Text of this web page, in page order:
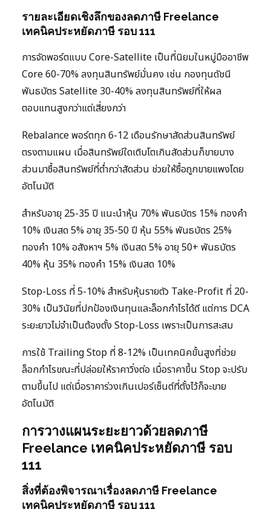
รายละเอียดเชิงลึกของลดภาษี Freelance
เทคนิคประหยัดภาษี รอบ 111
การจัดพอร์ตแบบ Core-Satellite เป็นที่นิยมในหมู่มืออาชีพ
Core 60-70% ลงทุนสินทรัพย์มั่นคง เช่น กองทุนดัชนี
พันธบัตร Satellite 30-40% ลงทุนสินทรัพย์ที่ให้ผล
ตอบแทนสูงกว่าแต่เสี่ยงกว่า
Rebalance พอร์ตทุก 6-12 เดือนรักษาสัดส่วนสินทรัพย์
ตรงตามแผน เมื่อสินทรัพย์ใดเติบโตเกินสัดส่วนก็ขายบาง
ส่วนมาซื้อสินทรัพย์ที่ต่ำกว่าสัดส่วน ช่วยให้ซื้อถูกขายแพงโดย
อัตโนมัติ
สำหรับอายุ 25-35 ปี แนะนำหุ้น 70% พันธบัตร 15% ทองคำ
10% เงินสด 5% อายุ 35-50 ปี หุ้น 55% พันธบัตร 25%
ทองคำ 10% อสังหาฯ 5% เงินสด 5% อายุ 50+ พันธบัตร
40% หุ้น 35% ทองคำ 15% เงินสด 10%
Stop-Loss ที่ 5-10% สำหรับหุ้นรายตัว Take-Profit ที่ 20-
30% เป็นวินัยที่ปกป้องเงินทุนและล็อกกำไรได้ดี แต่การ DCA
ระยะยาวไม่จำเป็นต้องตั้ง Stop-Loss เพราะเป็นการสะสม
การใช้ Trailing Stop ที่ 8-12% เป็นเทคนิคขั้นสูงที่ช่วย
ล็อกกำไรขณะที่ปล่อยให้ราคาวิ่งต่อ เมื่อราคาขึ้น Stop จะปรับ
ตามขึ้นไป แต่เมื่อราคาร่วงเกินเปอร์เซ็นต์ที่ตั้งไว้ก็จะขาย
อัตโนมัติ
การวางแผนระยะยาวด้วยลดภาษี
Freelance เทคนิคประหยัดภาษี รอบ
111
สิ่งที่ต้องพิจารณาเรื่องลดภาษี Freelance
เทคนิคประหยัดภาษี รอบ 111